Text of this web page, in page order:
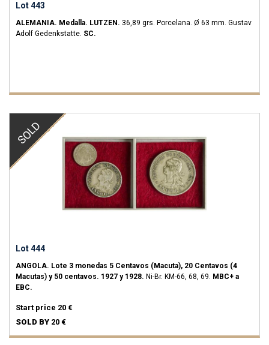
Lot 443
ALEMANIA. Medalla. LUTZEN. 36,89 grs. Porcelana. Ø 63 mm. Gustav
Adolf Gedenkstatte. SC.
SOLD
Lot 444
ANGOLA. Lote 3 monedas 5 Centavos (Macuta), 20 Centavos (4
Macutas) y 50 centavos. 1927 y 1928. Ni-Br. KM-66, 68, 69. MBC+ a
EBC.
Start price 20 €
SOLD BY 20 €